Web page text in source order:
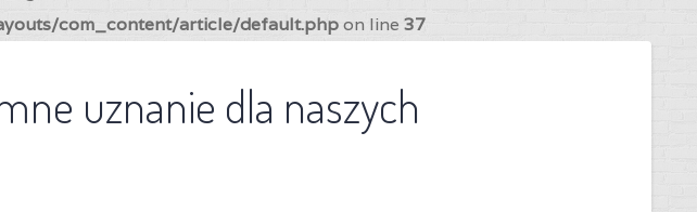
com_content/article/default.phpon line 37
uznanie dla naszych